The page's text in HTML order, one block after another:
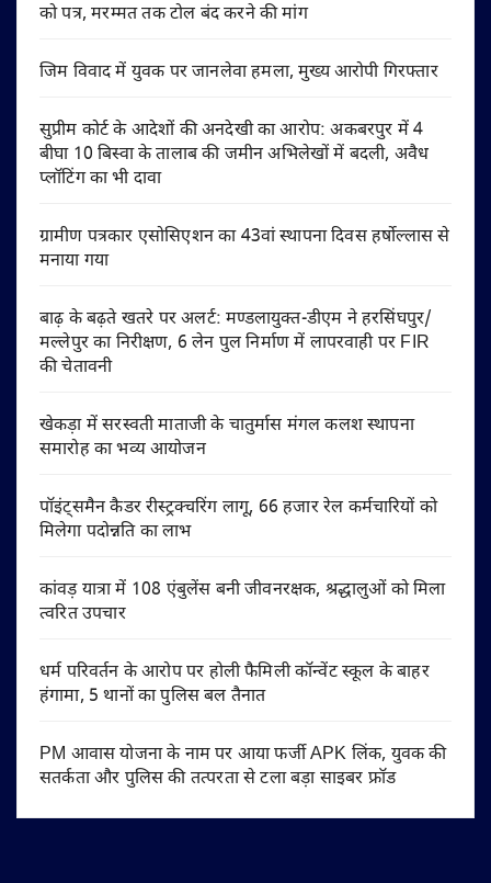
को पत्र, मरम्मत तक टोल बंद करने की मांग
जिम विवाद में युवक पर जानलेवा हमला, मुख्य आरोपी गिरफ्तार
सुप्रीम कोर्ट के आदेशों की अनदेखी का आरोप: अकबरपुर में 4
बीघा 10 बिस्वा के तालाब की जमीन अभिलेखों में बदली, अवैध
प्लॉटिंग का भी दावा
ग्रामीण पत्रकार एसोसिएशन का 43वां स्थापना दिवस हर्षोल्लास से
मनाया गया
बाढ़ के बढ़ते खतरे पर अलर्ट: मण्डलायुक्त-डीएम ने हरसिंघपुर/
मल्लेपुर का निरीक्षण, 6 लेन पुल निर्माण में लापरवाही पर FIR
की चेतावनी
खेकड़ा में सरस्वती माताजी के चातुर्मास मंगल कलश स्थापना
समारोह का भव्य आयोजन
पॉइंट्समैन कैडर रीस्ट्रक्चरिंग लागू, 66 हजार रेल कर्मचारियों को
मिलेगा पदोन्नति का लाभ
कांवड़ यात्रा में 108 एंबुलेंस बनी जीवनरक्षक, श्रद्धालुओं को मिला
त्वरित उपचार
धर्म परिवर्तन के आरोप पर होली फैमिली कॉन्वेंट स्कूल के बाहर
हंगामा, 5 थानों का पुलिस बल तैनात
PM आवास योजना के नाम पर आया फर्जी APK लिंक, युवक की
सतर्कता और पुलिस की तत्परता से टला बड़ा साइबर फ्रॉड